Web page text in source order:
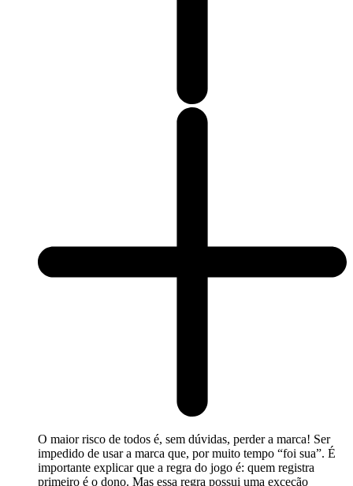
O maior risco de todos é, sem dúvidas, perder a marca! Ser
impedido de usar a marca que, por muito tempo “foi sua”. É
importante explicar que a regra do jogo é: quem registra
primeiro é o dono. Mas essa regra possui uma exceção